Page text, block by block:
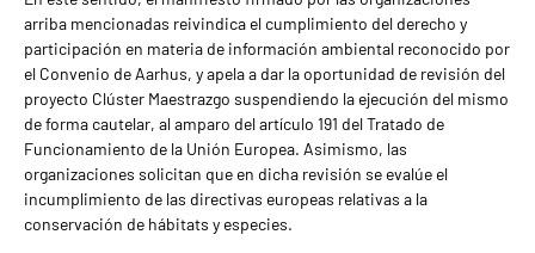
arriba mencionadas reivindica el cumplimiento del derecho y
participación en materia de información ambiental reconocido por
el Convenio de Aarhus, y apela a dar la oportunidad de revisión del
proyecto Clúster Maestrazgo suspendiendo la ejecución del mismo
de forma cautelar, al amparo del artículo 191 del Tratado de
Funcionamiento de la Unión Europea. Asimismo, las
organizaciones solicitan que en dicha revisión se evalúe el
incumplimiento de las directivas europeas relativas a la
conservación de hábitats y especies.